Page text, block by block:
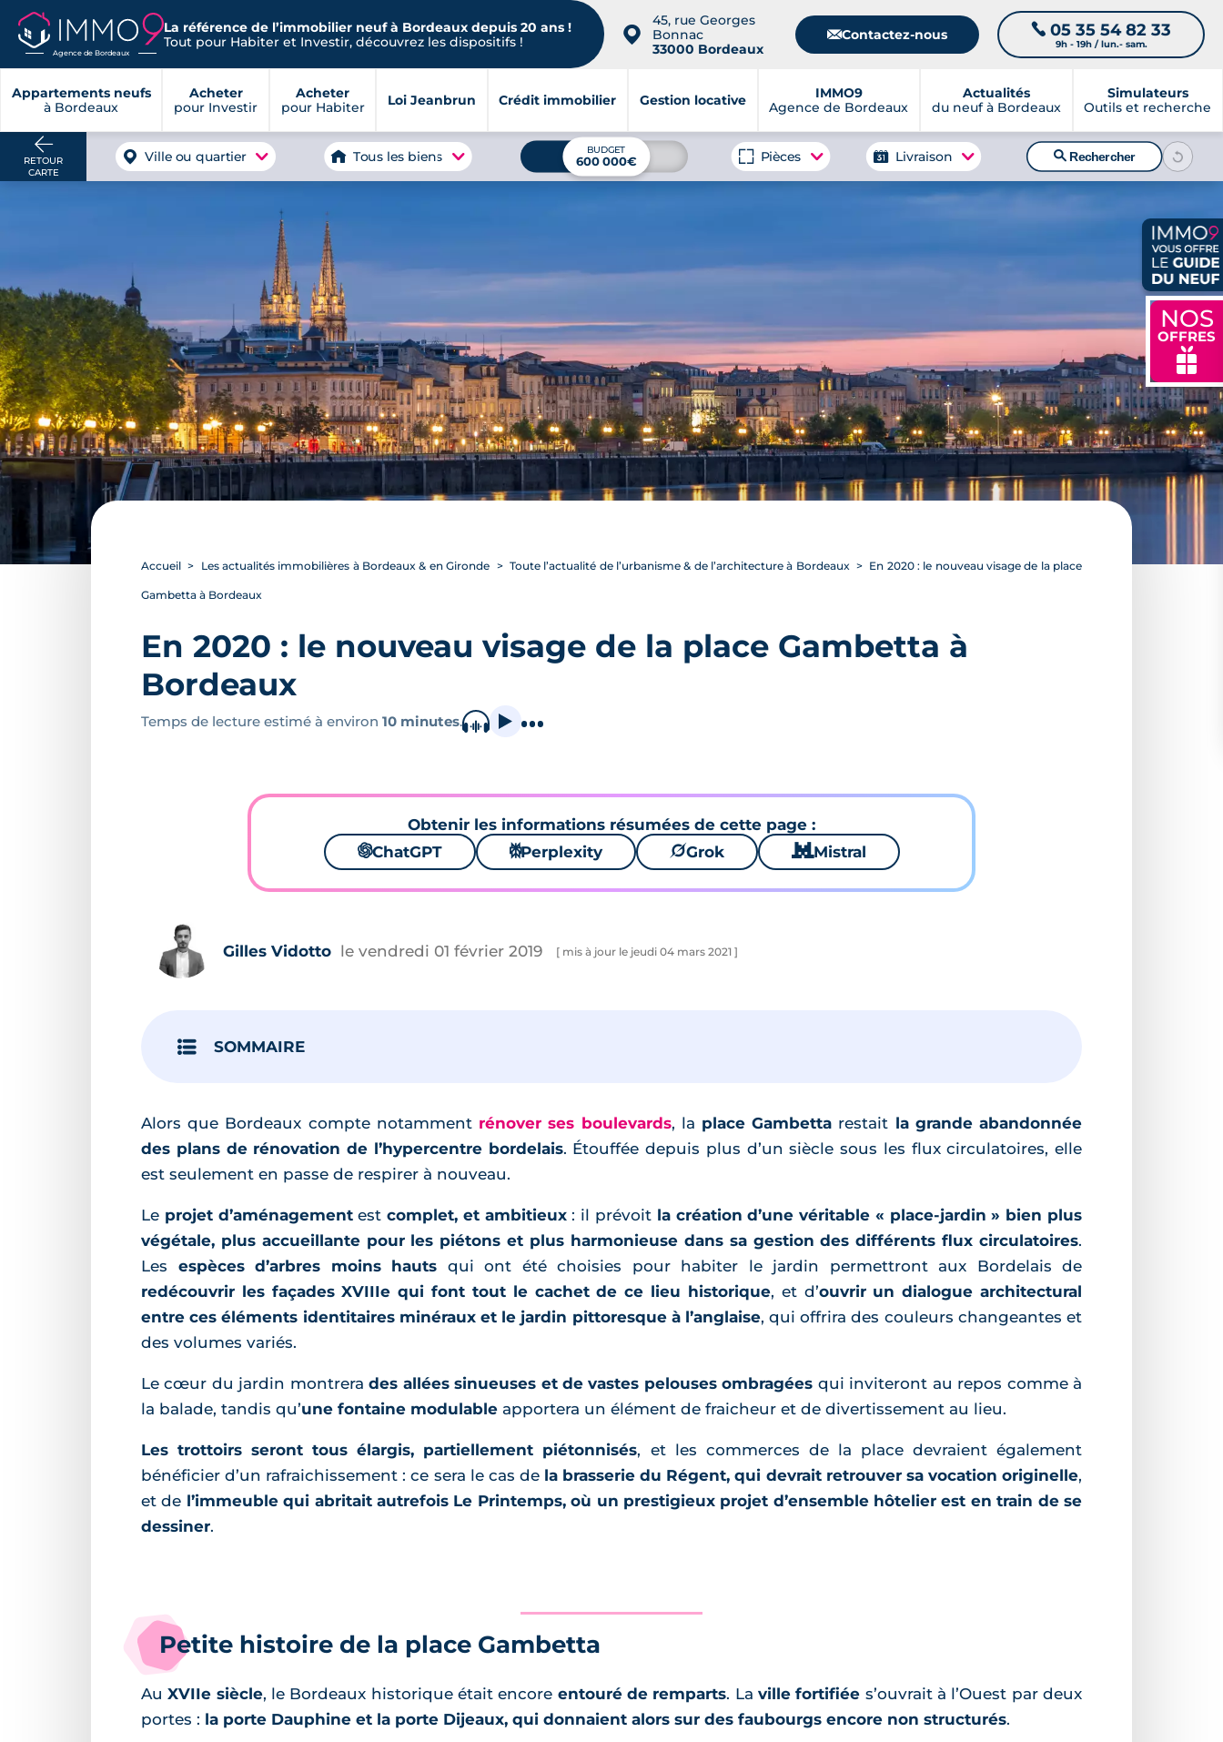
Agence de Bordeaux
La référence de l’immobilier neuf à Bordeaux depuis 20 ans !
Tout pour Habiter et Investir, découvrez les dispositifs !
📍
45, rue Georges
Bonnac
33000 Bordeaux
📧Contactez-nous 📞 05 35 54 82 33
9h - 19h / lun.- sam.
Appartements neufs
à Bordeaux
Acheter
pour Investir
Acheter
pour Habiter
Loi Jeanbrun Crédit immobilier Gestion locative
IMMO9
Agence de Bordeaux
Actualités
du neuf à Bordeaux
Simulateurs
Outils et recherche
NOS
OFFRES
🎁
RETOUR
CARTE
Ville ou quartier Tous les biens BUDGET
600 000€ Pièces Livraison 🔍Rechercher
Accueil Les actualités immobilières à Bordeaux & en Gironde Toute l’actualité de l’urbanisme & de l’architecture à Bordeaux En 2020 : le nouveau visage de la place
Gambetta à Bordeaux
En 2020 : le nouveau visage de la place Gambetta à
Bordeaux
Temps de lecture estimé à environ 10 minutes.
Obtenir les informations résumées de cette page :
🌌ChatGPT ⚙Perplexity 🪐Grok 🐱 Mistral
Gilles Vidotto le vendredi 01 février 2019 [ mis à jour le jeudi 04 mars 2021 ]
SOMMAIRE
Alors que Bordeaux compte notamment rénover ses boulevards, la place Gambetta restait la grande abandonnée
des plans de rénovation de l’hypercentre bordelais. Étouffée depuis plus d’un siècle sous les flux circulatoires, elle
est seulement en passe de respirer à nouveau.
Le projet d’aménagementestcomplet, et ambitieux: il prévoit la création d’une véritable « place-jardin » bien plus
végétale, plus accueillante pour les piétons et plus harmonieuse dans sa gestion des différents flux circulatoires.
Les espèces d’arbres moins hauts qui ont été choisies pour habiter le jardin permettront aux Bordelais de
redécouvrir les façades XVIIIe qui font tout le cachet de ce lieu historique, et d’ouvrir un dialogue architectural
entre ces éléments identitaires minéraux et le jardin pittoresque à l’anglaise, qui offrira des couleurs changeantes et
des volumes variés.
Le cœur du jardin montrera des allées sinueuses et de vastes pelouses ombragées qui inviteront au repos comme à
la balade, tandis qu’une fontaine modulable apportera un élément de fraicheur et de divertissement au lieu.
Les trottoirs seront tous élargis, partiellement piétonnisés, et les commerces de la place devraient également
bénéficier d’un rafraichissement : ce sera le cas dela brasserie du Régent, qui devrait retrouver sa vocation originelle,
et de l’immeuble qui abritait autrefois Le Printemps, où un prestigieux projet d’ensemble hôtelier est en train de se
dessiner.
Petite histoire de la place Gambetta
Au XVIIe siècle, le Bordeaux historique était encore entouré de remparts. Laville fortifiée s’ouvrait à l’Ouest par deux
portes : la porte Dauphine et la porte Dijeaux, qui donnaient alors sur des faubourgs encore non structurés.